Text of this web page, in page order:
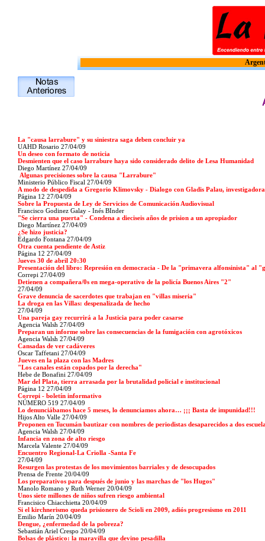
La "causa larrabure" y su siniestra saga deben concluir ya
UAHD Rosario 27/04/09
Un deseo con formato de noticia
Desmienten que el caso larrabure haya sido considerado delito de Lesa Humanidad
Diego Martínez 27/04/09
Algunas precisiones sobre la causa "Larrabure"
Ministerio Público Fiscal 27/04/09
A modo de despedida a Gregorio Klimovsky - Dialogo con Gladis Palau,
Página 12 27/04/09
Sobre la Propuesta de Ley de Servicios de Comunicación Audiovisual
Francisco Godinez Galay - Inés BInder
"Se cierra una puerta" - Condena a dieciseis años de prision a un apropiador
Diego Martínez 27/04/09
¿Se hizo justicia?
Edgardo Fontana 27/04/09
Otra cuenta pendiente de Astiz
Página 12 27/04/09
Jueves 30 de abril 20:30
Presentación del libro: Represión en democracia - De la "primavera alfonsinista" al
Correpi 27/04/09
Detienen a compañera/0s en mega-operativo de la policía Buenos Aires "2"
27/04/09
Grave denuncia de sacerdotes que trabajan en "villas miseria"
La droga en las Villas: despenalizada de hecho
27/04/09
Una pareja gay recurrirá a la Justicia para poder casarse
Agencia Walsh 27/04/09
Preparan un informe sobre las consecuencias de la fumigación con agrotóxicos
Agencia Walsh 27/04/09
Cansadas de ver cadáveres
Oscar Taffetani 27/04/09
Jueves en la plaza con las Madres
"Los canales están copados por la derecha"
Hebe de Bonafini 27/04/09
Mar del Plata, tierra arrasada por la brutalidad policial e institucional
Página 12 27/04/09
Correpi - boletín informativo
NÚMERO 519 27/04/09
Lo denunciábamos hace 5 meses, lo denunciamos ahora… ¡¡¡ Basta de impunidad!!!
Hijos Alto Valle 27/04/09
Proponen en Tucumán bautizar con nombres de periodistas desaparecidos a dos
Agencia Walsh 27/04/09
Infancia en zona de alto riesgo
Marcela Valente 27/04/09
Encuentro Regional-La Criolla -Santa Fe
27/04/09
Resurgen las protestas de los movimientos barriales y de desocupados
Prensa de Frente 20/04/09
Los preparativos para después de junio y las marchas de "los Hugos"
Manolo Romano y Ruth Werner 20/04/09
Unos siete millones de niños sufren riesgo ambiental
Francisico Chiacchietta 20/04/09
Si el kirchnerismo queda prisionero de Scioli en 2009, adiós progresismo en 2011
Emilio Marín 20/04/09
Dengue, ¿enfermedad de la pobreza?
Sebastián Ariel Crespo 20/04/09
Bolsas de plástico: la maravilla que devino pesadilla